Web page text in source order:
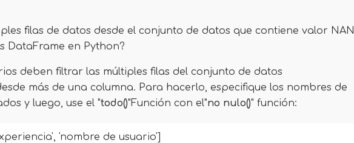
filas de datos desde el conjunto de datos que contiene valor NAN
DataFrame en Python?
deben filtrar las múltiples filas del conjunto de datos
más de una columna. Para hacerlo, especifique los nombres de
y luego, use el "todo()"Función con el"no nulo()" función:
'nombre de usuario']